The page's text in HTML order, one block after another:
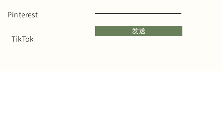
Pinterest
​TikTok
发送